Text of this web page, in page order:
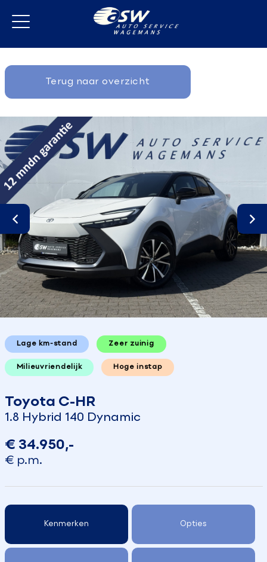
Terug naar overzicht
Lage km-stand Zeer zuinig
Milieuvriendelijk Hoge instap
Toyota C-HR
1.8 Hybrid 140 Dynamic
€ 34.950,-
€ p.m.
Kenmerken Opties